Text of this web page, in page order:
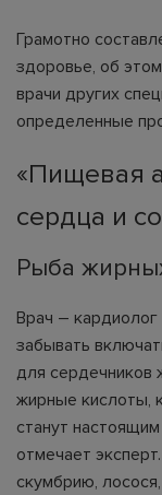
Грамотно
здоровье, об
врачи других
определенные
«Пищевая
сердца и
Рыба
Врач –
забывать
для сердечников
жирные кислоты,
станут
отмечает
скумбрию,